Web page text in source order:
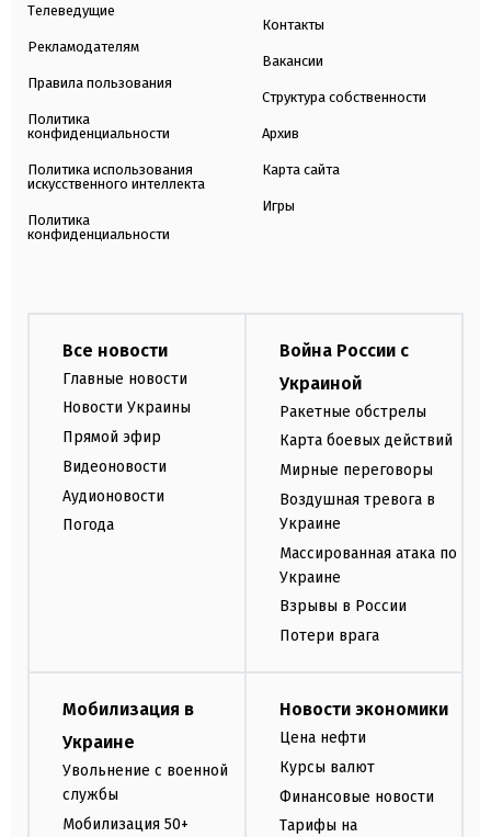
Телеведущие
Рекламодателям
Правила пользования
Политика
конфиденциальности
Политика использования
искусственного интеллекта
Политика
конфиденциальности
Контакты
Вакансии
Структура собственности
Архив
Карта сайта
Игры
Все новости
Главные новости
Новости Украины
Прямой эфир
Видеоновости
Аудионовости
Погода
Война России с
Украиной
Ракетные обстрелы
Карта боевых действий
Мирные переговоры
Воздушная тревога в
Украине
Массированная атака по
Украине
Взрывы в России
Потери врага
Мобилизация в
Украине
Увольнение с военной
службы
Мобилизация 50+
Новости экономики
Цена нефти
Курсы валют
Финансовые новости
Тарифы на